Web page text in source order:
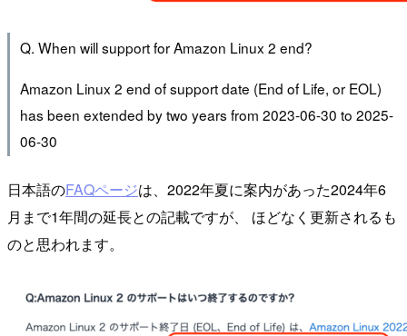
Q. When will support for Amazon Linux 2 end?
Amazon Linux 2 end of support date (End of Life, or EOL)
has been extended by two years from 2023-06-30 to 2025-
06-30
日本語のFAQページは、2022年夏に案内があった2024年6
月まで1年間の延長との記載ですが、 ほどなく更新されるも
のと思われます。